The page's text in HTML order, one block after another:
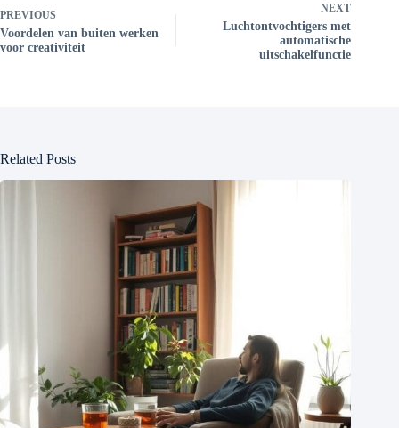
PREVIOUS
Voordelen van buiten werken
voor creativiteit
NEXT
Luchtontvochtigers met
automatische
uitschakelfunctie
Related Posts